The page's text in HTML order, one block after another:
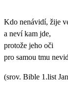
Kdo nenávidí, žije
a neví kam jde,
protože jeho oči
pro samou tmu
(srov. Bible 1.list